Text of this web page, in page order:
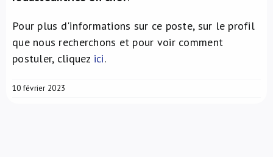
À propos de nous
NL
Pour plus d'informations sur ce poste, sur le profil
que nous recherchons et pour voir comment
postuler, cliquez ici.
10 février 2023